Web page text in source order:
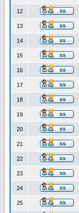
12
13
14
15
16
17
18
19
20
21
22
23
24
25